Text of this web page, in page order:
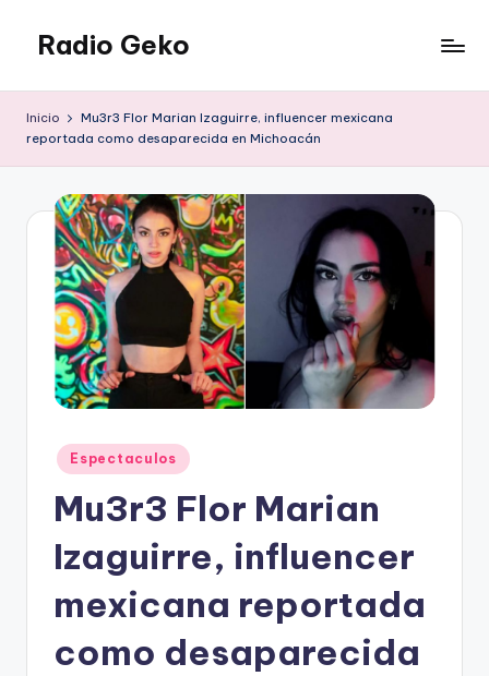
Saltar
contenido
Radio Geko
Inicio
Mu3r3 Flor Marian Izaguirre, influencer mexicana
reportada como desaparecida en Michoacán
Publicado
en
Espectaculos
Mu3r3 Flor Marian
Izaguirre, influencer
mexicana reportada
como desaparecida